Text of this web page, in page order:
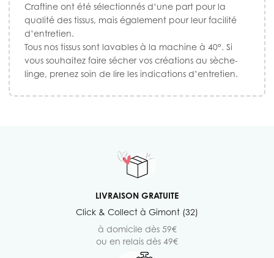
Craftine ont été sélectionnés d’une part pour la
qualité des tissus, mais également pour leur facilité
d’entretien.
Tous nos tissus sont lavables à la machine à 40°. Si
vous souhaitez faire sécher vos créations au sèche-
linge, prenez soin de lire les indications d’entretien.
LIVRAISON GRATUITE
Click & Collect à Gimont (32)
à domicile dès 59€
ou en relais dès 49€